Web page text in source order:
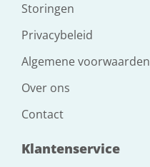
Storingen
Privacybeleid
Algemene voorwaarden
Over ons
Contact
Klantenservice